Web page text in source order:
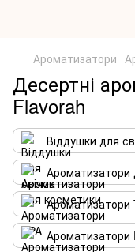
Ароматизатори
Десертні
Flavorah
Віддушки для
Ароматизатори
Ароматизатори
Ароматизатори